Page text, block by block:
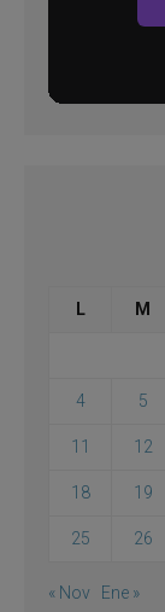
L M
4 5
11 12
18 19
25 26
« Nov Ene »